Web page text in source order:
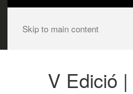
Skip to main content
V Edició